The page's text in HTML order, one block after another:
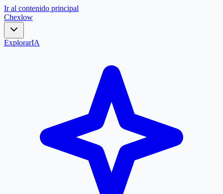
Ir al contenido principal
Chexlow
ExplorarIA